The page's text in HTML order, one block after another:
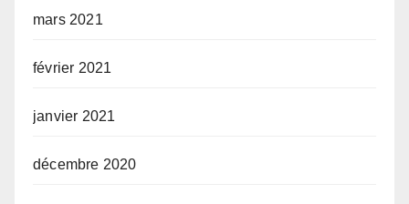
mars 2021
février 2021
janvier 2021
décembre 2020